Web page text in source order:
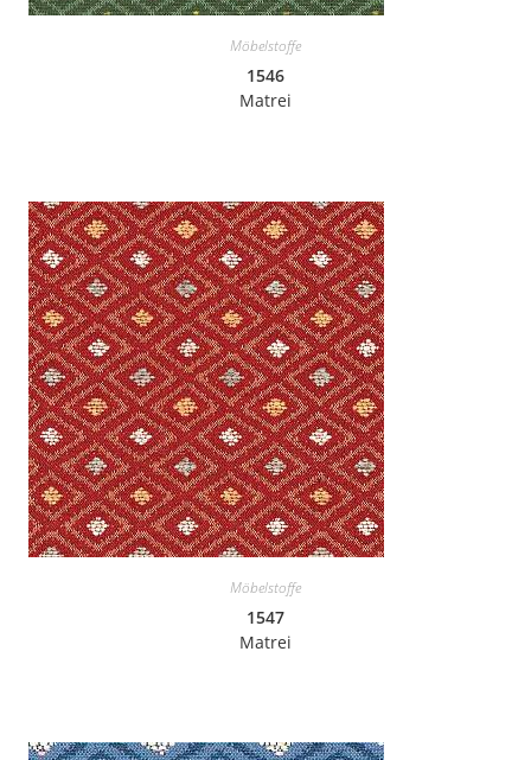
Möbelstoffe
1546
Matrei
Möbelstoffe
1547
Matrei